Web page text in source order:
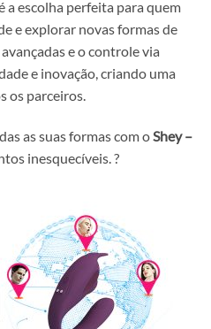
a escolha perfeita para quem
e explorar novas formas de
e o controle via
e inovação, criando uma
os parceiros.
as suas formas com oShey –
inesquecíveis. ?